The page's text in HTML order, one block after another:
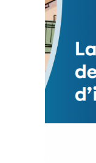
FEUILLETER